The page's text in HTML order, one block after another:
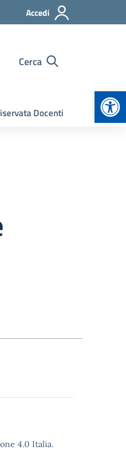
Accedi
Cerca
Docenti
4.0 Italia.